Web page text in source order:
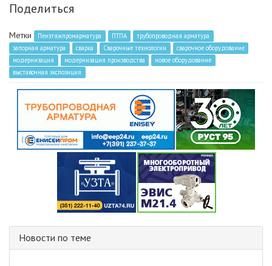
Поделиться
Метки Пензтяжпромарматура ПТПА
трубопроводная арматура
запорная арматура
сварка Сварочные технологии
сварочное оборудование
модернизация
модернизация производства
новое оборудование
выставочная экспозиция
Новости по теме